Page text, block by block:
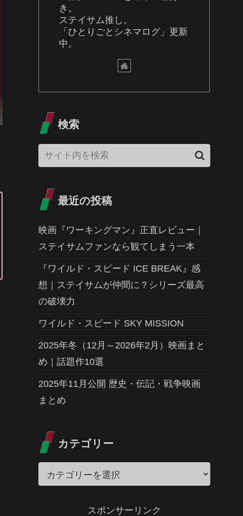
き。
ステイサム推し。
「ひとりごとシネマログ」更新
中。
検索
最近の投稿
映画『ワーキングマン』正直レビュー｜
ステイサムファンなら観てしまう一本
『ワイルド・スピード ICE BREAK』感
想｜ステイサムが仲間に？シリーズ最高
の破壊力
ワイルド・スピード SKY MISSION
2025年冬（12月～2026年2月）映画まと
め｜話題作10選
2025年11月公開 歴史・伝記・戦争映画
まとめ
カテゴリー
スポンサーリンク